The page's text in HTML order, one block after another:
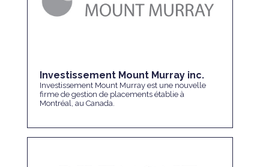
Investissement Mount Murray inc.
Investissement Mount Murray est une nouvelle
firme de gestion de placements établie à
Montréal, au Canada.